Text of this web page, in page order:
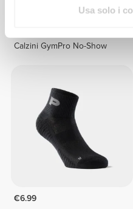
Usa solo i
Calzini GymPro No-Show
€6.99